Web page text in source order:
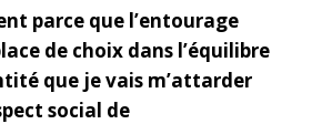
parce que l’entourage
de choix dans l’équilibre
que je vais m’attarder
social de